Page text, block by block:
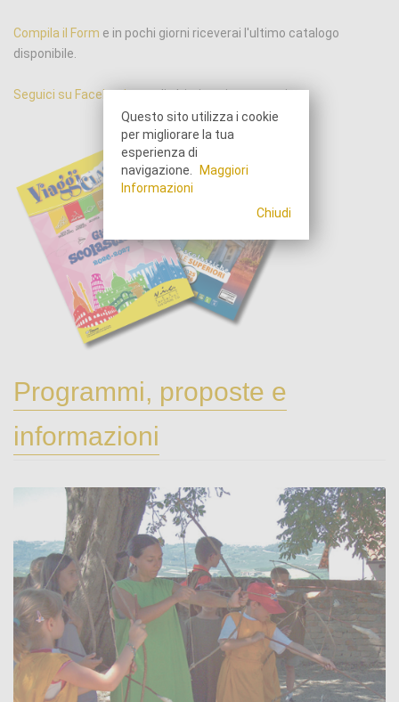
Compila il Form e in pochi giorni riceverai l'ultimo catalogo
disponibile.
Seguici su Facebookper gli ultimi aggiornamenti.
Programmi, proposte e
informazioni
Questo sito utilizza i cookie
per migliorare la tua
esperienza di
navigazione.
Maggiori
Informazioni
Chiudi